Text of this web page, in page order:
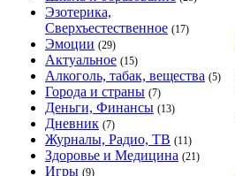
Эзотерика,
Сверхъестественное (17)
Эмоции (29)
Актуальное (15)
Алкоголь, табак, вещества (5)
Города и страны (7)
Деньги, Финансы (13)
Дневник (7)
Журналы, Радио, ТВ (11)
Здоровье и Медицина (21)
Игры (9)